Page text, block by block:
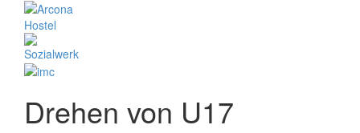
Drehen von U17